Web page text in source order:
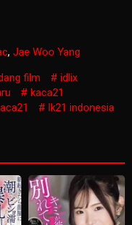
, Jae Woo Yang
film
idlix
kaca21
lk21 indonesia